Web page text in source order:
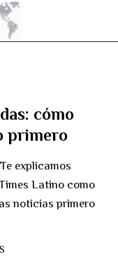
cómo
primero
explicamos
Latino como
noticias primero